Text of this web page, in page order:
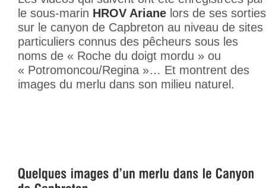
le sous-marin HROV Ariane lors de ses sorties
sur le canyon de Capbreton au niveau de sites
particuliers connus des pêcheurs sous les
noms de « Roche du doigt mordu » ou
« Potromoncou/Regina »… Et montrent des
images du merlu dans son milieu naturel.